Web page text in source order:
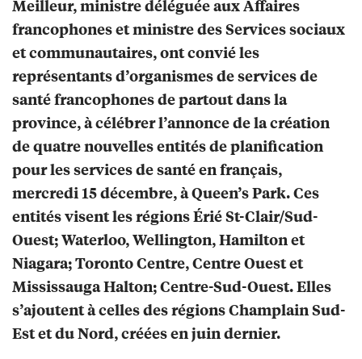
Meilleur, ministre déléguée aux Affaires
francophones et ministre des Services sociaux
et communautaires, ont convié les
représentants d’organismes de services de
santé francophones de partout dans la
province, à célébrer l’annonce de la création
de quatre nouvelles entités de planification
pour les services de santé en français,
mercredi 15 décembre, à Queen’s Park. Ces
entités visent les régions Érié St-Clair/Sud-
Ouest; Waterloo, Wellington, Hamilton et
Niagara; Toronto Centre, Centre Ouest et
Mississauga Halton; Centre-Sud-Ouest. Elles
s’ajoutent à celles des régions Champlain Sud-
Est et du Nord, créées en juin dernier.